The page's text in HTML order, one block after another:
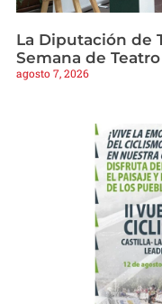
La Diputación de
Semana de
agosto 7, 2026